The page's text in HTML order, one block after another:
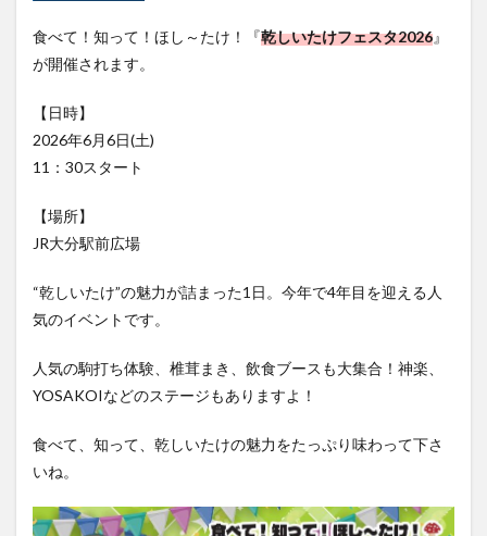
食べて！知って！ほし～たけ！『乾しいたけフェスタ2026』
が開催されます。
【日時】
2026年6月6日(土)
11：30スタート
【場所】
JR大分駅前広場
“乾しいたけ”の魅力が詰まった1日。今年で4年目を迎える人
気のイベントです。
人気の駒打ち体験、椎茸まき、飲食ブースも大集合！神楽、
YOSAKOIなどのステージもありますよ！
食べて、知って、乾しいたけの魅力をたっぷり味わって下さ
いね。
ヘルシー
ラバーダック
佐伯市
保護猫
別府市
別府観光 古国府 古墳
古物
古着
台湾料理
大分三好ヴァイセアドラー
大分市
大分市美術館
大分県
大分駅近く
大神ファーム
大谷翔平選手